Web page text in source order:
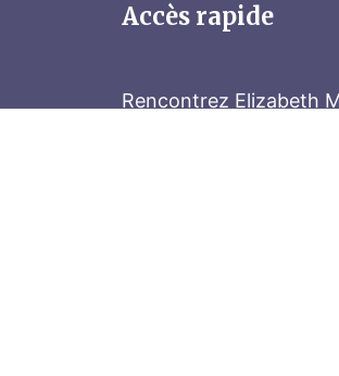
Accès rapide
Rencontrez Elizabeth